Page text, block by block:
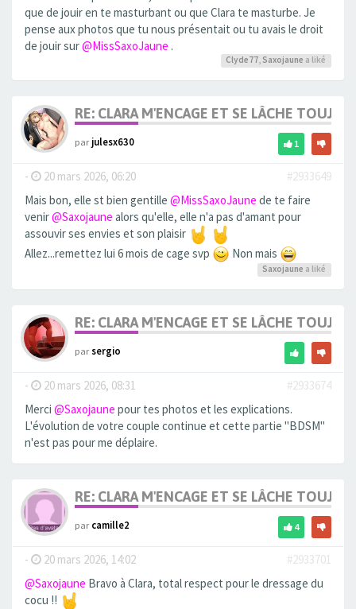
que de jouir en te masturbant ou que Clara te masturbe. Je
pense aux photos que tu nous présentait ou tu avais le droit
de jouir sur@MissSaxoJaune .
Clyde77, Saxojaune a liké
RE: CLARA M'ENCAGE ET SE LÂCHE
parjulesx630 1
- 20 mars 2026, 06:20
#2933649
Mais bon, elle st bien gentille @MissSaxoJaune de te faire
venir@Saxojaune alors qu'elle, elle n'a pas d'amant pour
assouvir ses envies et son plaisir
Allez...remettez lui 6 mois de cage svp
Non mais
Saxojaune a liké
RE: CLARA M'ENCAGE ET SE LÂCHE
parsergio
- 20 mars 2026, 08:31
#2933674
Merci @Saxojaune pour tes photos et les explications.
L'évolution de votre couple continue et cette partie "BDSM"
n'est pas pour me déplaire.
RE: CLARA M'ENCAGE ET SE LÂCHE
parcamille2 4
- 20 mars 2026, 14:02
#2933701
@Saxojaune Bravo à Clara, total respect pour le dressage du
cocu !!